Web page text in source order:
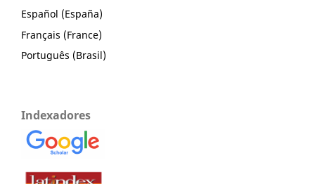
Español (España)
Français (France)
Português (Brasil)
Indexadores